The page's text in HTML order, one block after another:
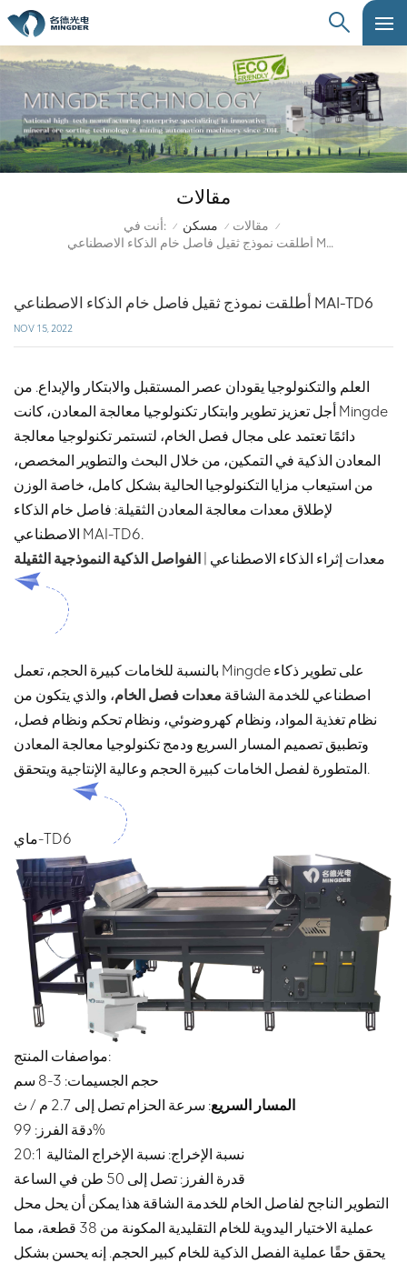
مقالات
أنت في: / مسكن / مقالات /
أطلقت نموذج ثقيل فاصل خام الذكاء الاصطناعي MAI-TD6
أطلقت نموذج ثقيل فاصل خام الذكاء الاصطناعي MAI-TD6
NOV 15, 2022
العلم والتكنولوجيا يقودان عصر المستقبل والابتكار والإبداع. من
أجل تعزيز تطوير وابتكار تكنولوجيا معالجة المعادن، كانت Mingde
دائمًا تعتمد على مجال فصل الخام، لتستمر تكنولوجيا معالجة
المعادن الذكية في التمكين، من خلال البحث والتطوير المخصص،
من استيعاب مزايا التكنولوجيا الحالية بشكل كامل، خاصة الوزن
لإطلاق معدات معالجة المعادن الثقيلة: فاصل خام الذكاء
الاصطناعي MAI-TD6.
معدات إثراء الذكاء الاصطناعي | الفواصل الذكية النموذجية الثقيلة
بالنسبة للخامات كبيرة الحجم، تعمل Mingde على تطوير ذكاء
اصطناعي للخدمة الشاقة معدات فصل الخام، والذي يتكون من
نظام تغذية المواد، ونظام كهروضوئي، ونظام تحكم ونظام فصل،
وتطبيق تصميم المسار السريع ودمج تكنولوجيا معالجة المعادن
المتطورة لفصل الخامات كبيرة الحجم وعالية الإنتاجية ويتحقق.
ماي-TD6
مواصفات المنتج:
حجم الجسيمات: 3-8 سم
المسار السريع: سرعة الحزام تصل إلى 2.7 م / ث
دقة الفرز: 99%
نسبة الإخراج: نسبة الإخراج المثالية 20:1
قدرة الفرز: تصل إلى 50 طن في الساعة
التطوير الناجح لفاصل الخام للخدمة الشاقة هذا يمكن أن يحل محل
عملية الاختيار اليدوية للخام التقليدية المكونة من 38 قطعة، مما
يحقق حقًا عملية الفصل الذكية للخام كبير الحجم. إنه يحسن بشكل